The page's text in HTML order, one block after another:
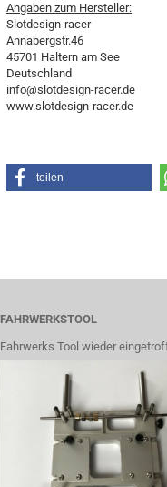
Angaben zum Hersteller:
Slotdesign-racer
Annabergstr.46
45701 Haltern am See
Deutschland
info@slotdesign-racer.de
www.slotdesign-racer.de
teilen
FAHRWERKSTOOL
Fahrwerks Tool wieder